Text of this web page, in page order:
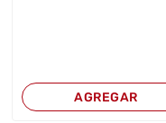
AGREGAR